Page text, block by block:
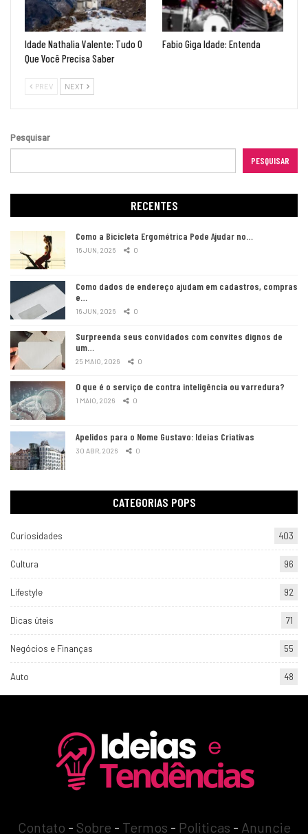
Idade Nathalia Valente: Tudo O
Que Você Precisa Saber
Fabio Giga Idade: Entenda
PREV NEXT
Pesquisar
PESQUISAR
RECENTES
Como a Bicicleta Ergométrica Pode Ajudar no…
16 JUN, 2026 0
Como dados de endereço ajudam em cadastros, compras
e…
16 JUN, 2026 0
Surpreenda seus convidados com convites dignos de
um…
25 MAIO, 2026 0
O que é o serviço de contra inteligência ou varredura?
1 MAIO, 2026 0
Apelidos para o Nome Gustavo: Ideias Criativas
30 ABR, 2026 0
CATEGORIAS POPS
Curiosidades 403
Cultura 96
Lifestyle 92
Dicas úteis 71
Negócios e Finanças 55
Auto 48
Contato - Sobre - Termos - Politicas - Anuncie